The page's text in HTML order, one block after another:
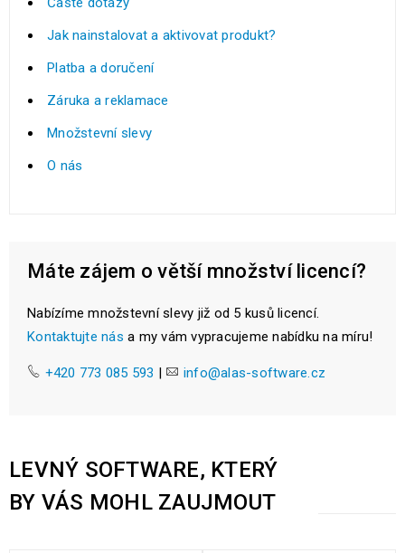
Jak nainstalovat a aktivovat produkt?
Platba a doručení
Záruka a reklamace
Množstevní slevy
O nás
Máte zájem o větší množství licencí?
Nabízíme množstevní slevy již od 5 kusů licencí.
Kontaktujte nás a my vám vypracujeme nabídku na míru!
+420 773 085 593 | info@alas-software.cz
LEVNÝ SOFTWARE, KTERÝ
BY VÁS MOHL ZAUJMOUT